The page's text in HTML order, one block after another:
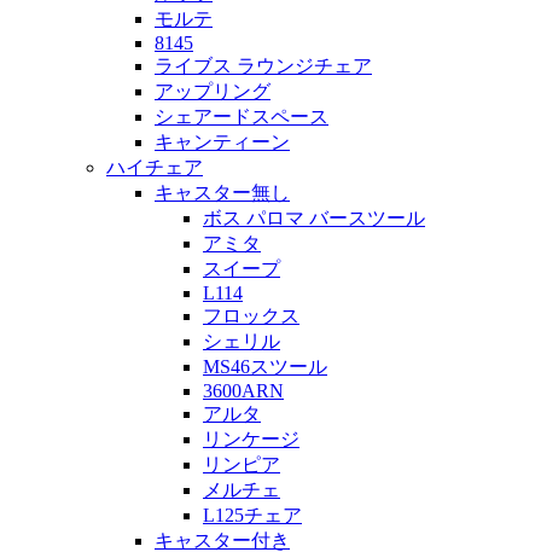
モルテ
8145
ライブス ラウンジチェア
アップリング
シェアードスペース
キャンティーン
ハイチェア
キャスター無し
ボス パロマ バースツール
アミタ
スイープ
L114
フロックス
シェリル
MS46スツール
3600ARN
アルタ
リンケージ
リンピア
メルチェ
L125チェア
キャスター付き